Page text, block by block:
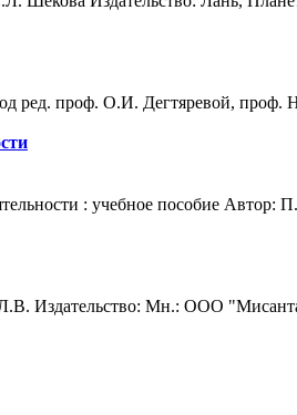
ред. проф. О.И. Дегтяревой,
: учебное пособие
Издательство: Мн.: ООО